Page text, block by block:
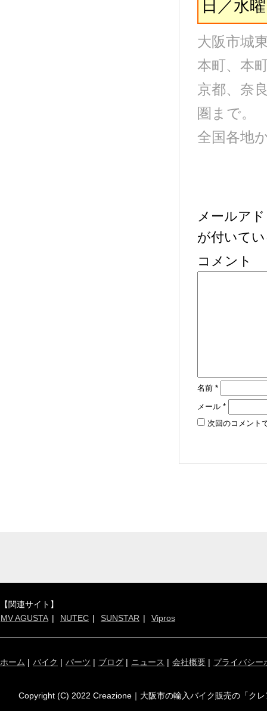
日／水
大阪市城
本町、本
京都、奈
圏まで。
全国各地
メールア
が付いて
コメント
名前 *
メール *
次回のコメント
【関連サイト】
MV AGUSTA
NUTEC SUNSTAR Vipros
ホーム | バイク | パーツ | ブログ | ニュース | 会社概要 | プライバシー
Copyright (C) 2022 Creazione｜大阪市の輸入バイク販売の「ク